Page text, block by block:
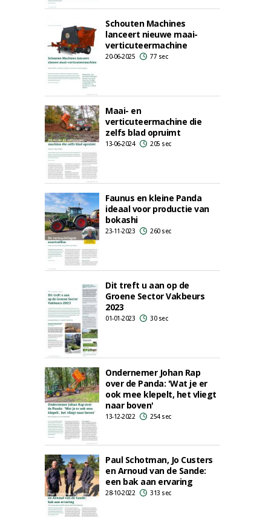
Schouten Machines
lanceert nieuwe maai-
verticuteermachine
20-06-2025 77 sec
Maai- en
verticuteermachine die
zelfs blad opruimt
13-06-2024 205 sec
Faunus en kleine Panda
ideaal voor productie van
bokashi
23-11-2023 260 sec
Dit treft u aan op de
Groene Sector Vakbeurs
2023
01-01-2023 30 sec
Ondernemer Johan Rap
over de Panda: 'Wat je er
ook mee klepelt, het vliegt
naar boven'
13-12-2022 254 sec
Paul Schotman, Jo Custers
en Arnoud van de Sande:
een bak aan ervaring
28-10-2022 313 sec